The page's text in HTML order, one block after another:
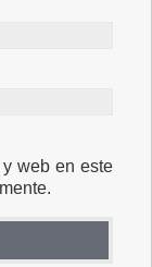
web en este